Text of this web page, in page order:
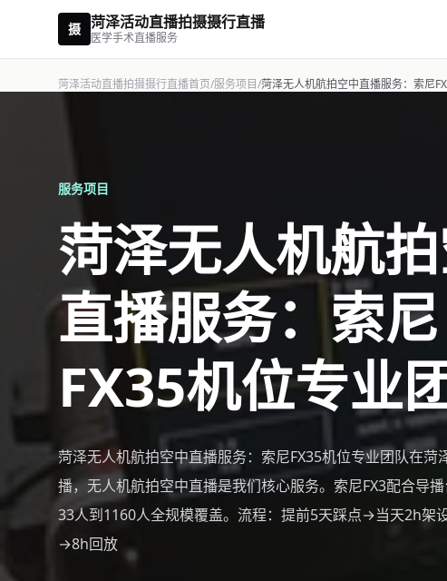
摄 菏泽活动直播拍摄摄行直播
医学手术直播服务
菏泽活动直播拍摄摄行直播首页/服务项目/菏泽无人机航拍空中直播服务：索尼
服务项目
菏泽无人机航
直播服务：索尼
FX35机位专业
菏泽无人机航拍空中直播服务：索尼FX35机位专业团队在菏
播，无人机航拍空中直播是我们核心服务。索尼FX3配合导播
33人到1160人全规模覆盖。流程：提前5天踩点→当天2h架
→8h回放